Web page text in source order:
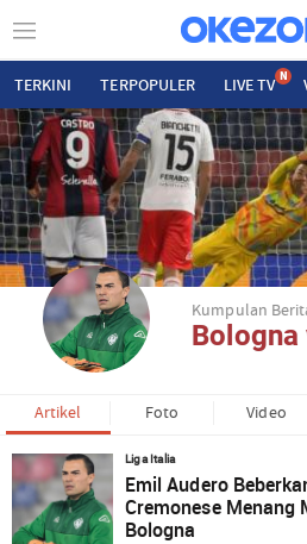
TERKINI TERPOPULER LIVE TV N
Kumpulan
Bologna
Artikel Foto Video
Liga Italia
Emil Audero
Cremonese Menang
Bologna